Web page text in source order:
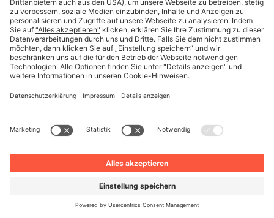
Webinar Event Review Studie